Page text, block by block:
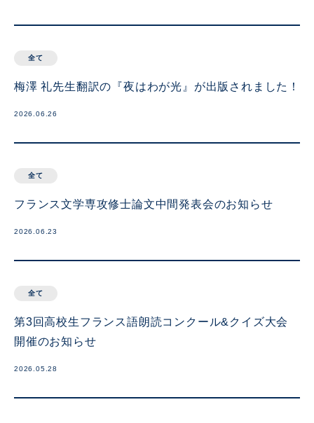
全て
梅澤 礼先生翻訳の『夜はわが光』が出版されました！
2026.06.26
全て
フランス文学専攻修士論文中間発表会のお知らせ
2026.06.23
全て
第3回高校生フランス語朗読コンクール&クイズ大会
開催のお知らせ
2026.05.28